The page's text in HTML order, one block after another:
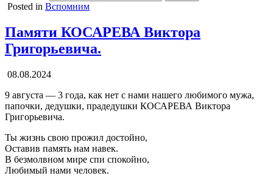
Posted in Вспомним
Памяти КОСАРЕВА Виктора
Григорьевича.
08.08.2024
9 августа — 3 года, как нет с нами нашего любимого мужа,
папочки, дедушки, прадедушки КОСАРЕВА Виктора
Григорьевича.
Ты жизнь свою прожил достойно,
Оставив память нам навек.
В безмолвном мире спи спокойно,
Любимый нами человек.